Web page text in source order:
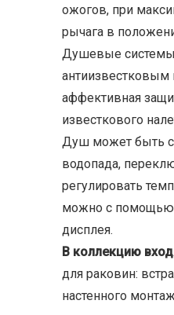
ожогов, при
рычага в
Душевые
аффективная
известкового
Душ может быть
водопада,
регулировать
можно с помощью
дисплея.
В коллекцию
для раковин:
настенного